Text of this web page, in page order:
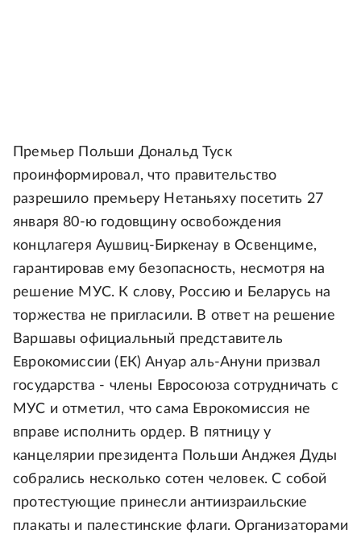
Премьер Польши Дональд Туск
проинформировал, что правительство
разрешило премьеру Нетаньяху посетить 27
января 80-ю годовщину освобождения
концлагеря Аушвиц-Биркенау в Освенциме,
гарантировав ему безопасность, несмотря на
решение МУС. К слову, Россию и Беларусь на
торжества не пригласили. В ответ на решение
Варшавы официальный представитель
Еврокомиссии (ЕК) Ануар аль-Ануни призвал
государства - члены Евросоюза сотрудничать с
МУС и отметил, что сама Еврокомиссия не
вправе исполнить ордер. В пятницу у
канцелярии президента Польши Анджея Дуды
собрались несколько сотен человек. С собой
протестующие принесли антиизраильские
плакаты и палестинские флаги. Организаторами